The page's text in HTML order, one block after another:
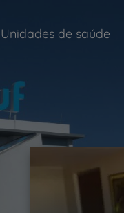
Unidades de saúde